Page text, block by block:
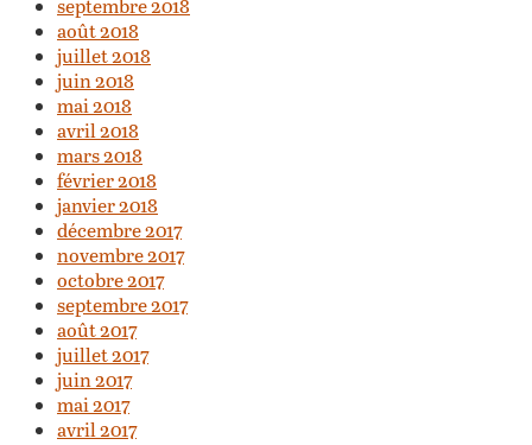
septembre 2018
août 2018
juillet 2018
juin 2018
mai 2018
avril 2018
mars 2018
février 2018
janvier 2018
décembre 2017
novembre 2017
octobre 2017
septembre 2017
août 2017
juillet 2017
juin 2017
mai 2017
avril 2017